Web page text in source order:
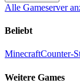
Alle Gameserver
Beliebt
MinecraftCounter-
Weitere Games